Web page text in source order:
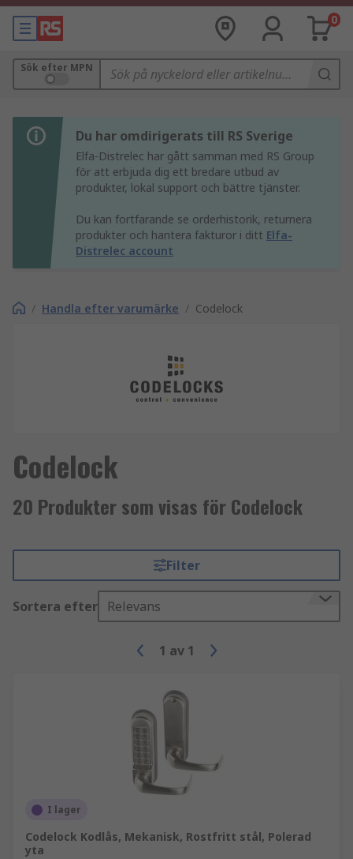
0
Sök efter MPN
Du har omdirigerats till RS Sverige
Elfa-Distrelec har gått samman med RS Group
för att erbjuda dig ett bredare utbud av
produkter, lokal support och bättre tjänster.
Du kan fortfarande se orderhistorik, returnera
produkter och hantera fakturor i ditt Elfa-
Distrelec account
/ Handla efter varumärke / Codelock
Codelock
20 Produkter som visas för Codelock
Filter
Sortera efter Relevans
1 av 1
I lager
Codelock Kodlås, Mekanisk, Rostfritt stål, Polerad
yta